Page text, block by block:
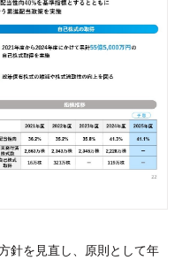
針を見直し、原則として年